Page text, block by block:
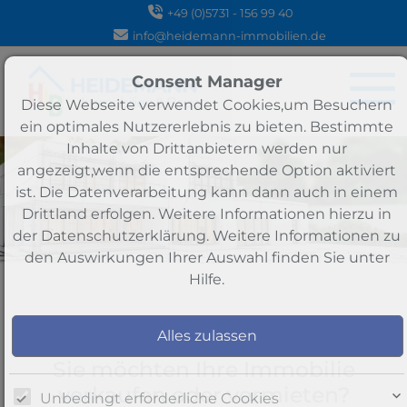
+49 (0)5731 - 156 99 40
info@heidemann-immobilien.de
Wir suchen
Sie möchten Ihre Immobilie
verkaufen oder vermieten?
Consent Manager
Diese Webseite verwendet Cookies,um Besuchern
ein optimales Nutzererlebnis zu bieten. Bestimmte
Inhalte von Drittanbietern werden nur
angezeigt,wenn die entsprechende Option aktiviert
ist. Die Datenverarbeitung kann dann auch in einem
Drittland erfolgen. Weitere Informationen hierzu in
der Datenschutzerklärung. Weitere Informationen zu
den Auswirkungen Ihrer Auswahl finden Sie unter
Hilfe.
Unbedingt erforderliche Cookies